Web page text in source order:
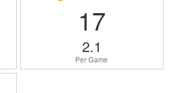
17
2.1
Per Game